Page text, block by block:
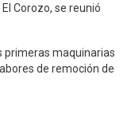
Corozo, se reunió
primeras maquinarias
de remoción de